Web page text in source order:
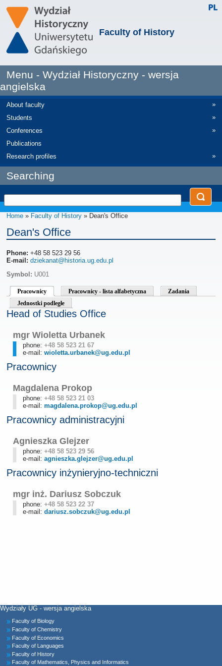
Faculty of History
Menu - Wydział Historyczny - wersja
angielska
About faculty
»
Students
»
Conferences
»
Publications
Research profiles
»
Searching
Home » Faculty of History » Dean's Office
Dean's Office
Phone: +48 58 523 29 56
E-mail: dziekanat@historia.ug.edu.pl
Symbol: U001
Pracownicy Pracownicy - lista alfabetyczna
Zadania
Jednostki podległe
Head of Studies Office
mgr Wioletta Urbanek
phone: +48 58 523 21 67
e-mail: wioletta.urbanek@ug.edu.pl
Pracownicy
Magdalena Prokop
phone: +48 58 523 21 03
e-mail: magdalena.prokop@ug.edu.pl
Pracownicy administracyjni
Agnieszka Glejzer
phone: +48 58 523 29 56
e-mail: agnieszka.glejzer@ug.edu.pl
Pracownicy inżynieryjno-techniczni
mgr inż. Dariusz Sobczuk
phone: +48 58 523 22 37
e-mail: dariusz.sobczuk@ug.edu.pl
Wydziały UG - wersja angielska
Faculty of Biology
Faculty of Chemistry
Faculty of Economics
Faculty of Languages
Faculty of History
Faculty of Mathematics, Physics and Informatics